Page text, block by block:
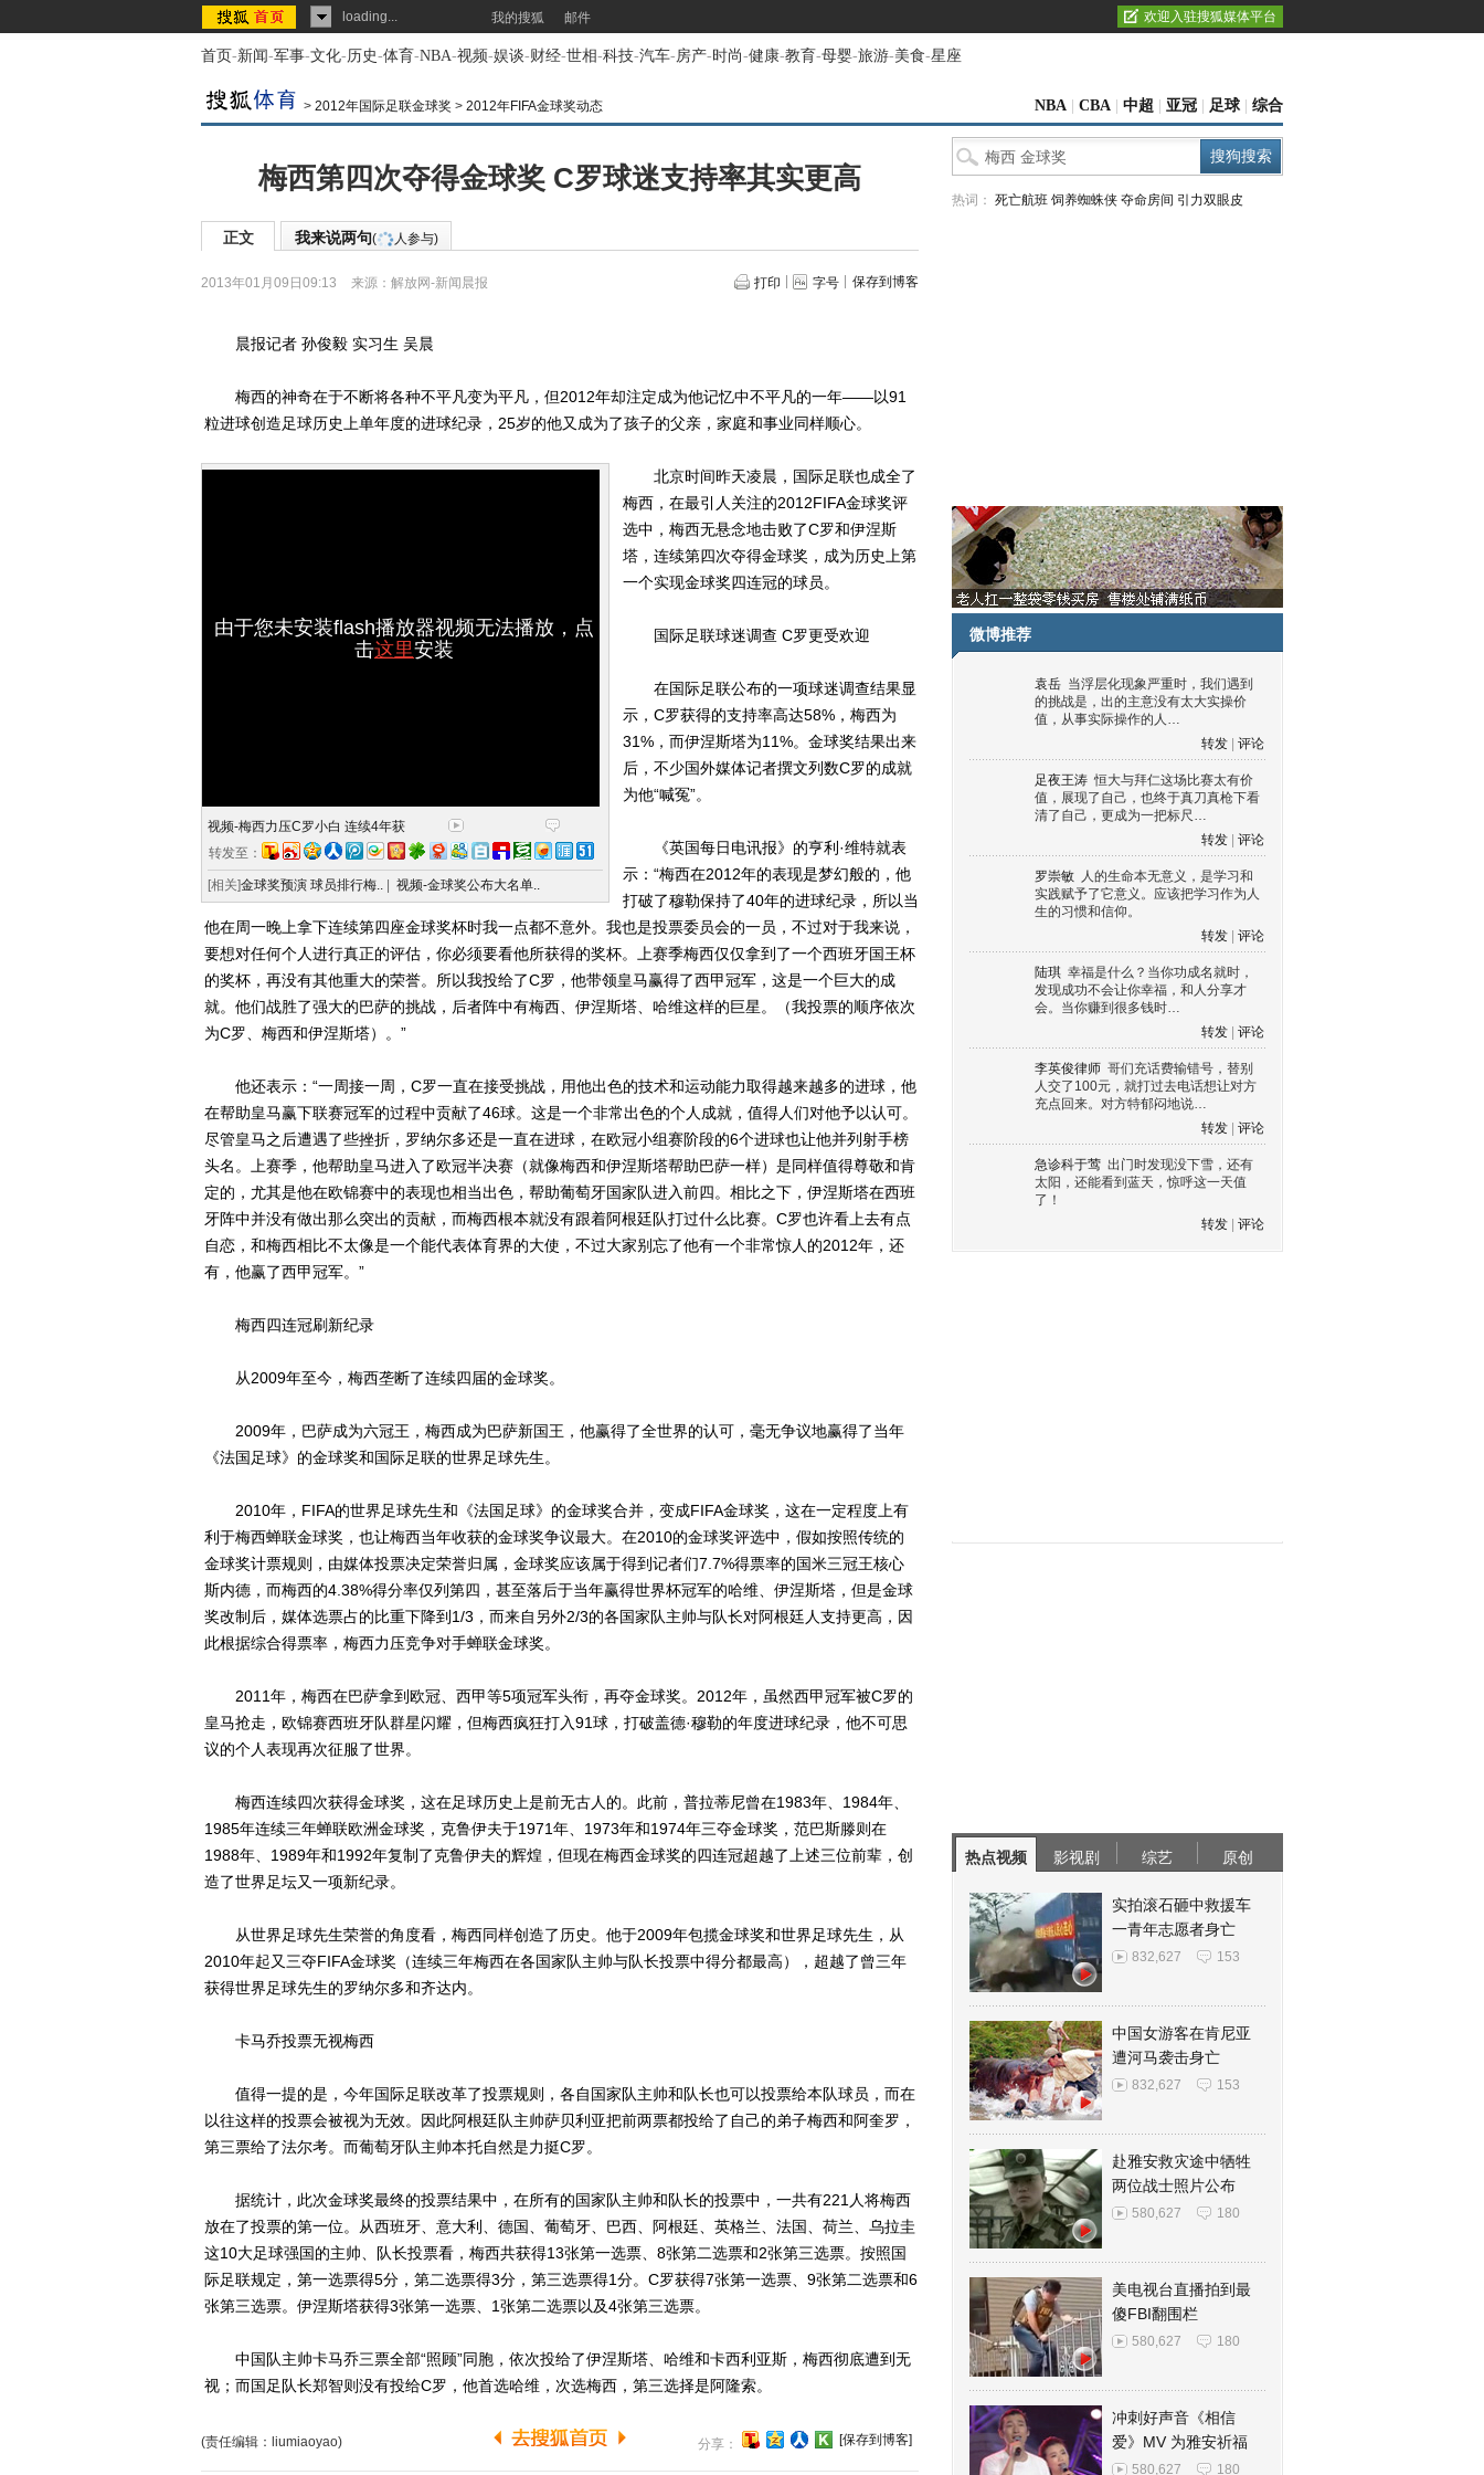
loading... 我的搜狐 邮件 欢迎入驻搜狐媒体平台
首页-新闻-军事-文化-历史-体育-NBA-视频-娱谈-财经-世相-科技-汽车-房产-时尚-健康-教育-母婴-旅游-美食-星座
> 2012年国际足联金球奖 > 2012年FIFA金球奖动态 NBA CBA 中超 亚冠 足球 综合
梅西第四次夺得金球奖 C罗球迷支持率其实更高
正文 我来说两句( 人参与)
2013年01月09日09:13 来源： 解放网-新闻晨报 打印 字号 保存到博客
晨报记者 孙俊毅 实习生 吴晨
梅西的神奇在于不断将各种不平凡变为平凡，但2012年却注定成为他记忆中不平凡的一年——以91
粒进球创造足球历史上单年度的进球纪录，25岁的他又成为了孩子的父亲，家庭和事业同样顺心。
由于您未安装flash播放器视频无法播放，点
击这里安装
视频-梅西力压C罗小白 连续4年获
转发至：
[相关]金球奖预演 球员排行梅.. 视频-金球奖公布大名单..
北京时间昨天凌晨，国际足联也成全了
梅西，在最引人关注的2012FIFA金球奖评
选中，梅西无悬念地击败了C罗和伊涅斯
塔，连续第四次夺得金球奖，成为历史上第
一个实现金球奖四连冠的球员。
国际足联球迷调查 C罗更受欢迎
在国际足联公布的一项球迷调查结果显
示，C罗获得的支持率高达58%，梅西为
31%，而伊涅斯塔为11%。金球奖结果出来
后，不少国外媒体记者撰文列数C罗的成就
为他“喊冤”。
《英国每日电讯报》的亨利·维特就表
示：“梅西在2012年的表现是梦幻般的，他
打破了穆勒保持了40年的进球纪录，所以当
他在周一晚上拿下连续第四座金球奖杯时我一点都不意外。我也是投票委员会的一员，不过对于我来说，
要想对任何个人进行真正的评估，你必须要看他所获得的奖杯。上赛季梅西仅仅拿到了一个西班牙国王杯
的奖杯，再没有其他重大的荣誉。所以我投给了C罗，他带领皇马赢得了西甲冠军，这是一个巨大的成
就。他们战胜了强大的巴萨的挑战，后者阵中有梅西、伊涅斯塔、哈维这样的巨星。（我投票的顺序依次
为C罗、梅西和伊涅斯塔）。”
他还表示：“一周接一周，C罗一直在接受挑战，用他出色的技术和运动能力取得越来越多的进球，他
在帮助皇马赢下联赛冠军的过程中贡献了46球。这是一个非常出色的个人成就，值得人们对他予以认可。
尽管皇马之后遭遇了些挫折，罗纳尔多还是一直在进球，在欧冠小组赛阶段的6个进球也让他并列射手榜
头名。上赛季，他帮助皇马进入了欧冠半决赛（就像梅西和伊涅斯塔帮助巴萨一样）是同样值得尊敬和肯
定的，尤其是他在欧锦赛中的表现也相当出色，帮助葡萄牙国家队进入前四。相比之下，伊涅斯塔在西班
牙阵中并没有做出那么突出的贡献，而梅西根本就没有跟着阿根廷队打过什么比赛。C罗也许看上去有点
自恋，和梅西相比不太像是一个能代表体育界的大使，不过大家别忘了他有一个非常惊人的2012年，还
有，他赢了西甲冠军。”
梅西四连冠刷新纪录
从2009年至今，梅西垄断了连续四届的金球奖。
2009年，巴萨成为六冠王，梅西成为巴萨新国王，他赢得了全世界的认可，毫无争议地赢得了当年
《法国足球》的金球奖和国际足联的世界足球先生。
2010年，FIFA的世界足球先生和《法国足球》的金球奖合并，变成FIFA金球奖，这在一定程度上有
利于梅西蝉联金球奖，也让梅西当年收获的金球奖争议最大。在2010的金球奖评选中，假如按照传统的
金球奖计票规则，由媒体投票决定荣誉归属，金球奖应该属于得到记者们7.7%得票率的国米三冠王核心
斯内德，而梅西的4.38%得分率仅列第四，甚至落后于当年赢得世界杯冠军的哈维、伊涅斯塔，但是金球
奖改制后，媒体选票占的比重下降到1/3，而来自另外2/3的各国家队主帅与队长对阿根廷人支持更高，因
此根据综合得票率，梅西力压竞争对手蝉联金球奖。
2011年，梅西在巴萨拿到欧冠、西甲等5项冠军头衔，再夺金球奖。2012年，虽然西甲冠军被C罗的
皇马抢走，欧锦赛西班牙队群星闪耀，但梅西疯狂打入91球，打破盖德·穆勒的年度进球纪录，他不可思
议的个人表现再次征服了世界。
梅西连续四次获得金球奖，这在足球历史上是前无古人的。此前，普拉蒂尼曾在1983年、1984年、
1985年连续三年蝉联欧洲金球奖，克鲁伊夫于1971年、1973年和1974年三夺金球奖，范巴斯滕则在
1988年、1989年和1992年复制了克鲁伊夫的辉煌，但现在梅西金球奖的四连冠超越了上述三位前辈，创
造了世界足坛又一项新纪录。
从世界足球先生荣誉的角度看，梅西同样创造了历史。他于2009年包揽金球奖和世界足球先生，从
2010年起又三夺FIFA金球奖（连续三年梅西在各国家队主帅与队长投票中得分都最高），超越了曾三年
获得世界足球先生的罗纳尔多和齐达内。
卡马乔投票无视梅西
值得一提的是，今年国际足联改革了投票规则，各自国家队主帅和队长也可以投票给本队球员，而在
以往这样的投票会被视为无效。因此阿根廷队主帅萨贝利亚把前两票都投给了自己的弟子梅西和阿奎罗，
第三票给了法尔考。而葡萄牙队主帅本托自然是力挺C罗。
据统计，此次金球奖最终的投票结果中，在所有的国家队主帅和队长的投票中，一共有221人将梅西
放在了投票的第一位。从西班牙、意大利、德国、葡萄牙、巴西、阿根廷、英格兰、法国、荷兰、乌拉圭
这10大足球强国的主帅、队长投票看，梅西共获得13张第一选票、8张第二选票和2张第三选票。按照国
际足联规定，第一选票得5分，第二选票得3分，第三选票得1分。C罗获得7张第一选票、9张第二选票和6
张第三选票。伊涅斯塔获得3张第一选票、1张第二选票以及4张第三选票。
中国队主帅卡马乔三票全部“照顾”同胞，依次投给了伊涅斯塔、哈维和卡西利亚斯，梅西彻底遭到无
视；而国足队长郑智则没有投给C罗，他首选哈维，次选梅西，第三选择是阿隆索。
(责任编辑：liumiaoyao) 分享： [保存到博客]
热词： 死亡航班 饲养蜘蛛侠 夺命房间 引力双眼皮
微博推荐
袁岳 当浮层化现象严重时，我们遇到
的挑战是，出的主意没有太大实操价
值，从事实际操作的人…
转发
评论
足夜王涛 恒大与拜仁这场比赛太有价
值，展现了自己，也终于真刀真枪下看
清了自己，更成为一把标尺…
转发
评论
罗崇敏 人的生命本无意义，是学习和
实践赋予了它意义。应该把学习作为人
生的习惯和信仰。
转发
评论
陆琪 幸福是什么？当你功成名就时，
发现成功不会让你幸福，和人分享才
会。当你赚到很多钱时…
转发
评论
李英俊律师 哥们充话费输错号，替别
人交了100元，就打过去电话想让对方
充点回来。对方特郁闷地说…
转发
评论
急诊科于莺 出门时发现没下雪，还有
太阳，还能看到蓝天，惊呼这一天值
了！
转发
评论
热点视频 影视剧 综艺 原创
实拍滚石砸中救援车
一青年志愿者身亡
832,627 153
中国女游客在肯尼亚
遭河马袭击身亡
832,627 153
赴雅安救灾途中牺牲
两位战士照片公布
580,627 180
美电视台直播拍到最
傻FBI翻围栏
580,627 180
冲刺好声音《相信
爱》MV 为雅安祈福
580,627 180